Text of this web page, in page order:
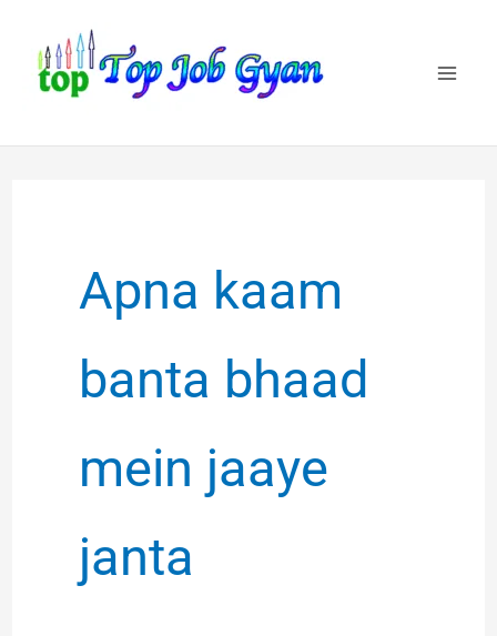
content
Apna kaam
banta bhaad
mein jaaye
janta